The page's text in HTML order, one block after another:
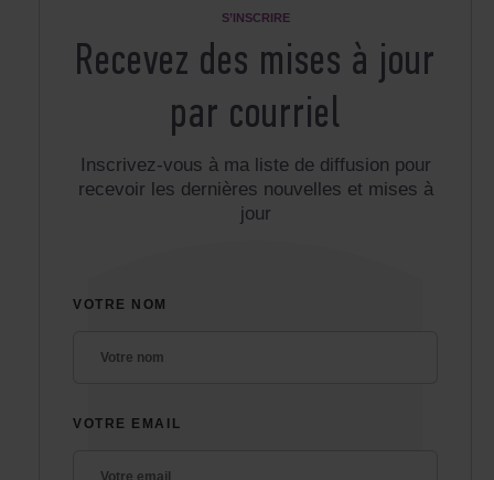
S’INSCRIRE
Recevez des mises à jour
par courriel
Inscrivez-vous à ma liste de diffusion pour
recevoir les dernières nouvelles et mises à
jour
VOTRE NOM
VOTRE EMAIL